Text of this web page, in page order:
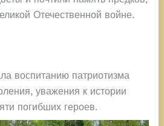
Отечественной войне.
воспитанию патриотизма
уважения к истории
погибших героев.